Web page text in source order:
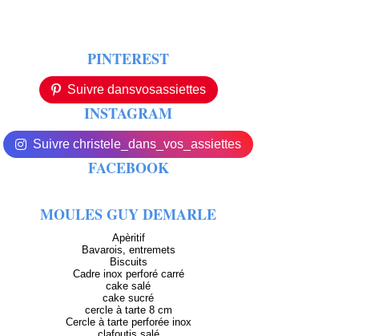
PINTEREST
Suivre dansvosassiettes
INSTAGRAM
Suivre christele_dans_vos_assiettes
FACEBOOK
MOULES GUY DEMARLE
Apèritif
Bavarois, entremets
Biscuits
Cadre inox perforé carré
cake salé
cake sucré
cercle à tarte 8 cm
Cercle à tarte perforée inox